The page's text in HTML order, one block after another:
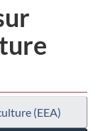
(EEA)